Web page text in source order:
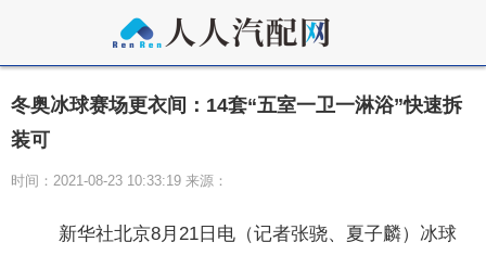
冬奥冰球赛场更衣间：14套“五室一卫一淋浴”快速拆
装可
时间：2021-08-23 10:33:19 来源：
新华社北京8月21日电（记者张骁、夏子麟）冰球